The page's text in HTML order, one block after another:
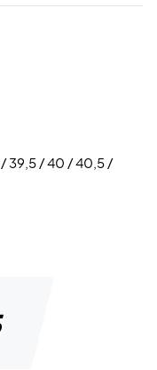
verbessert.
jetzt den Asics
39,5 / 40 / 40,5 /